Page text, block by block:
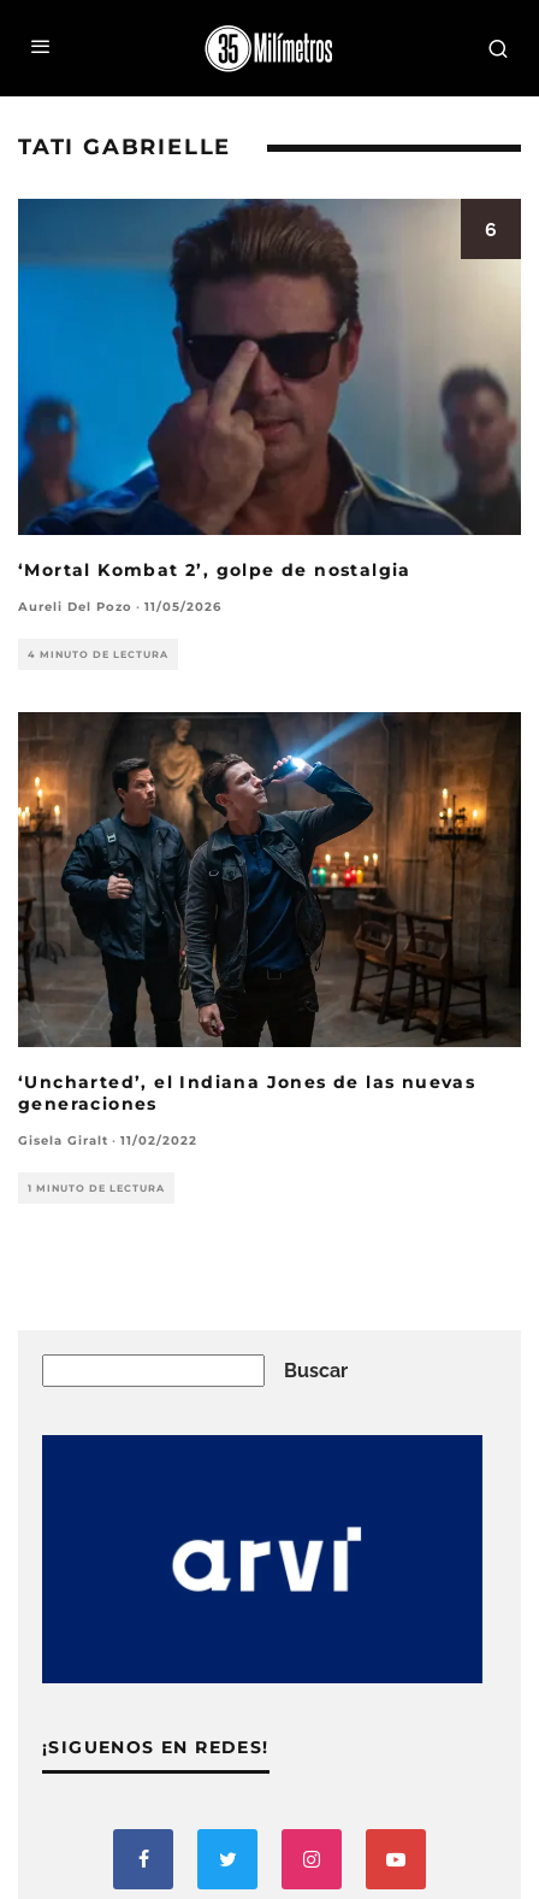
TATI GABRIELLE
6
‘Mortal Kombat 2’, golpe de nostalgia
Aureli Del Pozo · 11/05/2026
4 MINUTO DE LECTURA
‘Uncharted’, el Indiana Jones de las nuevas
generaciones
Gisela Giralt · 11/02/2022
1 MINUTO DE LECTURA
Buscar
¡SIGUENOS EN REDES!